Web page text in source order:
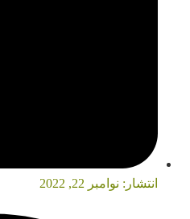
انتشار: نوامبر 22, 2022